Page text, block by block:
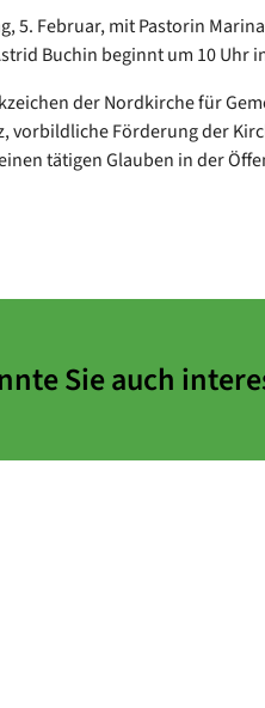
5. Februar, mit Pastorin
Buchin beginnt um 10 Uhr
der Nordkirche für
vorbildliche Förderung der
tätigen Glauben in der
Sie auch